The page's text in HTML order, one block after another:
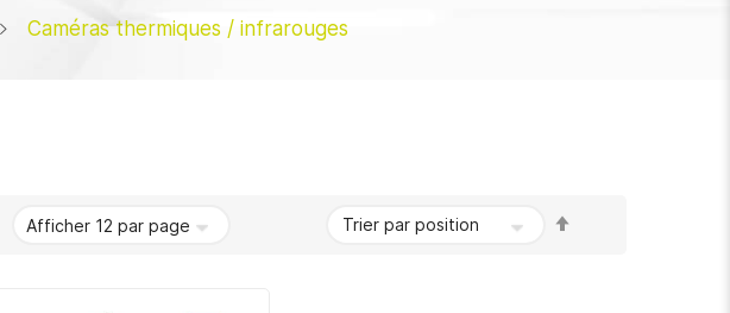
Caméras thermiques / infrarouges